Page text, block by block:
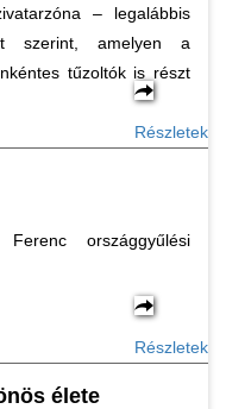
– legalábbis
szerint, amelyen a
tűzoltók is részt
Részletek
országgyűlési
Részletek
élete